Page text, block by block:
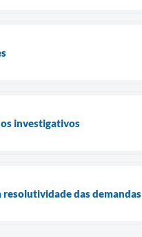
investigativos
das demandas